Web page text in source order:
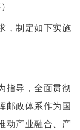
，制定如下实施
导，全面贯彻
邮政体系作为国
动产业融合、产